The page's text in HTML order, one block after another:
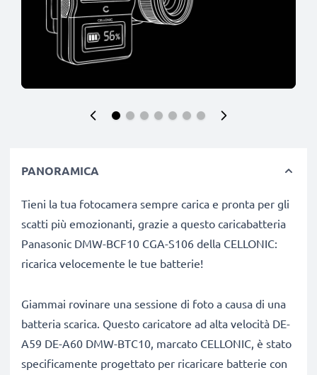
PANORAMICA
Tieni la tua fotocamera sempre carica e pronta per gli
scatti più emozionanti, grazie a questo caricabatteria
Panasonic DMW-BCF10 CGA-S106 della CELLONIC:
ricarica velocemente le tue batterie!
Giammai rovinare una sessione di foto a causa di una
batteria scarica. Questo caricatore ad alta velocità DE-
A59 DE-A60 DMW-BTC10, marcato CELLONIC, è stato
specificamente progettato per ricaricare batterie con